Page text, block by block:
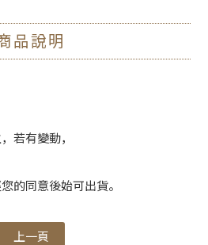
品說明
若有變動，
的同意後始可出貨。
上一頁